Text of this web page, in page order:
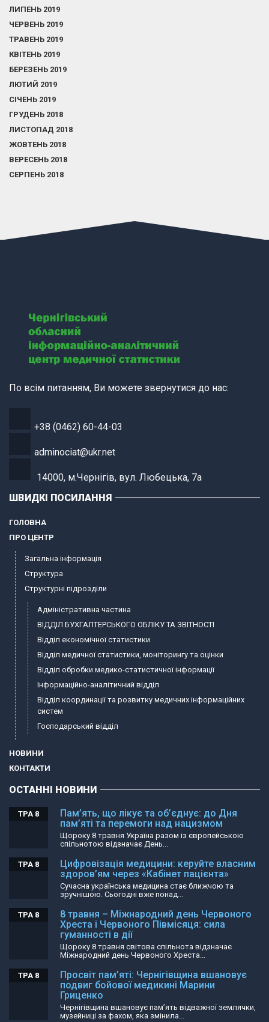
ЛИПЕНЬ 2019
ЧЕРВЕНЬ 2019
ТРАВЕНЬ 2019
КВІТЕНЬ 2019
БЕРЕЗЕНЬ 2019
ЛЮТИЙ 2019
СІЧЕНЬ 2019
ГРУДЕНЬ 2018
ЛИСТОПАД 2018
ЖОВТЕНЬ 2018
ВЕРЕСЕНЬ 2018
СЕРПЕНЬ 2018
По всім питанням, Ви можете звернутися до нас:
+38 (0462) 60-44-03
adminociat@ukr.net
14000, м.Чернігів, вул. Любецька, 7а
ШВИДКІ ПОСИЛАННЯ
ГОЛОВНА
ПРО ЦЕНТР
Загальна інформація
Структура
Структурні підрозділи
Адміністративна частина
ВІДДІЛ БУХГАЛТЕРСЬКОГО ОБЛІКУ ТА ЗВІТНОСТІ
Відділ економічної статистики
Відділ медичної статистики, моніторингу та оцінки
Відділ обробки медико-статистичної інформації
Інформаційно-аналітичний відділ
Відділ координації та розвитку медичних інформаційних
систем
Господарський відділ
НОВИНИ
КОНТАКТИ
ОСТАННІ НОВИНИ
Пам’ять, що лікує та об’єднує: до Дня
пам’яті та перемоги над нацизмом
ТРА 8
Щороку 8 травня Україна разом із європейською
спільнотою відзначає День...
Цифровізація медицини: керуйте власним
здоров’ям через «Кабінет пацієнта»
ТРА 8
Сучасна українська медицина стає ближчою та
зручнішою. Сьогодні вже понад...
8 травня – Міжнародний день Червоного
Хреста і Червоного Півмісяця: сила
гуманності в дії
ТРА 8
Щороку 8 травня світова спільнота відзначає
Міжнародний день Червоного Хреста...
Просвіт пам’яті: Чернігівщина вшановує
подвиг бойової медикині Марини
Гриценко
ТРА 8
Чернігівщина вшановує пам’ять відважної землячки,
музейниці за фахом, яка змінила...